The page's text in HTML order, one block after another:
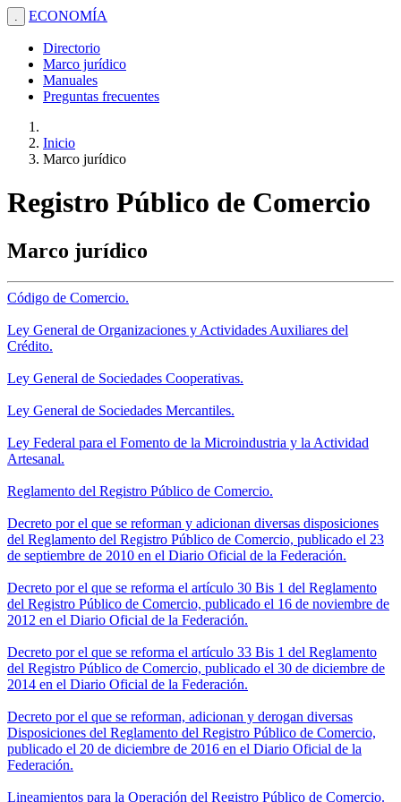
. ECONOMÍA
Directorio
Marco jurídico
Manuales
Preguntas frecuentes
Inicio
Marco jurídico
Registro Público de Comercio
Marco jurídico
Código de Comercio.
Ley General de Organizaciones y Actividades Auxiliares del
Crédito.
Ley General de Sociedades Cooperativas.
Ley General de Sociedades Mercantiles.
Ley Federal para el Fomento de la Microindustria y la Actividad
Artesanal.
Reglamento del Registro Público de Comercio.
Decreto por el que se reforman y adicionan diversas disposiciones
del Reglamento del Registro Público de Comercio, publicado el 23
de septiembre de 2010 en el Diario Oficial de la Federación.
Decreto por el que se reforma el artículo 30 Bis 1 del Reglamento
del Registro Público de Comercio, publicado el 16 de noviembre de
2012 en el Diario Oficial de la Federación.
Decreto por el que se reforma el artículo 33 Bis 1 del Reglamento
del Registro Público de Comercio, publicado el 30 de diciembre de
2014 en el Diario Oficial de la Federación.
Decreto por el que se reforman, adicionan y derogan diversas
Disposiciones del Reglamento del Registro Público de Comercio,
publicado el 20 de diciembre de 2016 en el Diario Oficial de la
Federación.
Lineamientos para la Operación del Registro Público de Comercio.